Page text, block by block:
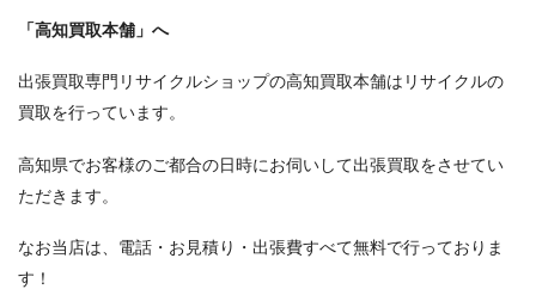
「高知買取本舗」へ
出張買取専門リサイクルショップの高知買取本舗はリサイクルの
買取を行っています。
高知県でお客様のご都合の日時にお伺いして出張買取をさせてい
ただきます。
なお当店は、電話・お見積り・出張費すべて無料で行っておりま
す！